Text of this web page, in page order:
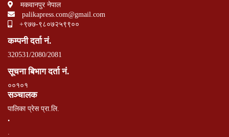
मकवानपुर नेपाल
palikapress.com@gmail.com
+९७७-९८०७२५९९००
कम्पनी दर्ता नं.
320531/2080/2081
सूचना बिभाग दर्ता नं.
००१०१
सञ्चालक
पालिका प्रेस प्रा.लि.
.